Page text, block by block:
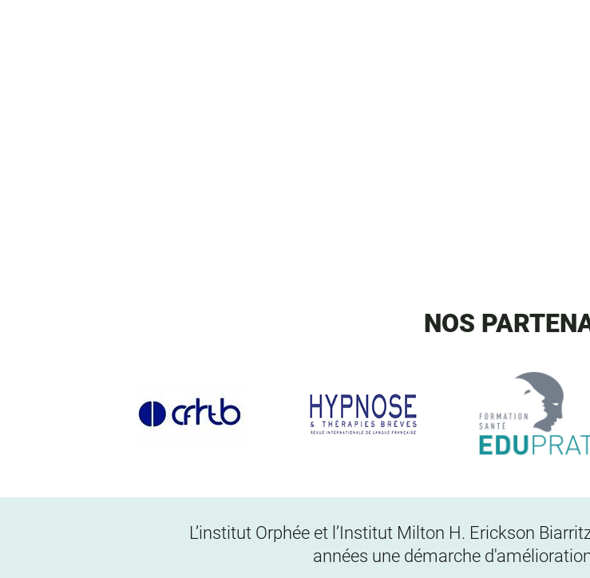
NOS
L’institut Orphée et l’Institut Milton H. Erickson
années une démarche